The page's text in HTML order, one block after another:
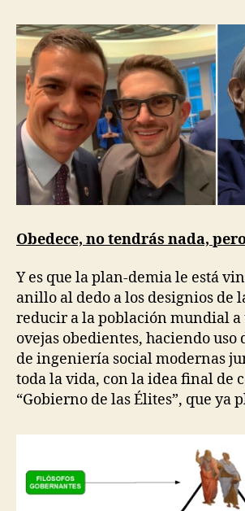
Obedece, no tendrás nada,
Y es que la plan-demia le está
anillo al dedo a los designios de
reducir a la población mundial a
ovejas obedientes, haciendo uso
de ingeniería social modernas
toda la vida, con la idea final de
“Gobierno de las Élites”, que ya